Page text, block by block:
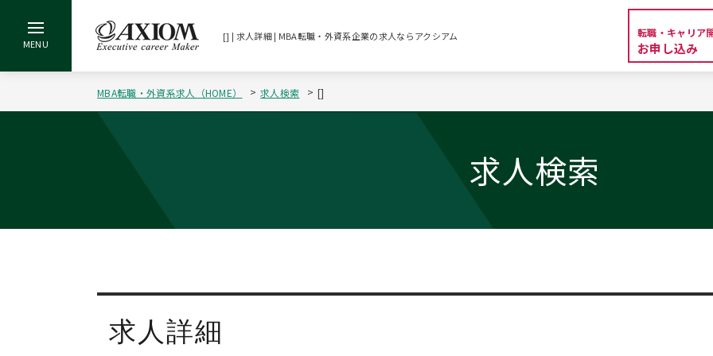
[] | 求人詳細 | MBA転職・外資系企業の求人ならアクシアム 転職・キャリア
お申し込み
MBA転職・外資系求人（HOME） 求人検索 []
求人検索
求人詳細